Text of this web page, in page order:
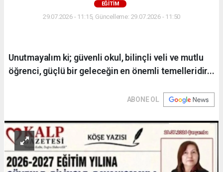
EĞİTİM
29.07.2026 - 11:15, Güncelleme: 29.07.2026 - 11:50
Unutmayalım ki; güvenli okul, bilinçli veli ve mutlu
öğrenci, güçlü bir geleceğin en önemli temelleridir...
ABONE OL